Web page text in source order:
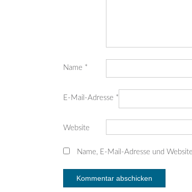
Name *
E-Mail-Adresse *
Website
Name, E-Mail-Adresse und